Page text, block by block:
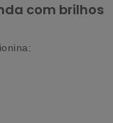
com brilhos